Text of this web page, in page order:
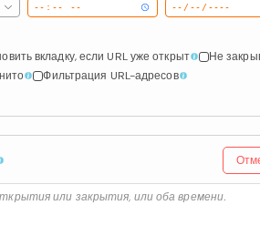
вкладку, если URL уже открыт
Не
Фильтрация URL-адресов
или закрытия, или оба времени.